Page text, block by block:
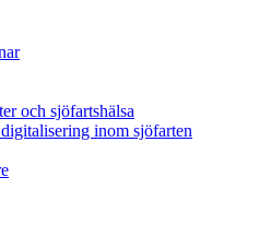
och sjöfartshälsa
inom sjöfarten